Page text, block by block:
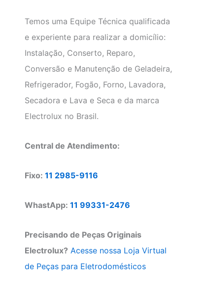
Temos uma Equipe Técnica qualificada
e experiente para realizar a domicílio:
Instalação, Conserto, Reparo,
Conversão e Manutenção de Geladeira,
Refrigerador, Fogão, Forno, Lavadora,
Secadora e Lava e Seca e da marca
Electrolux no Brasil.
Central de Atendimento:
Fixo: 11 2985-9116
WhastApp: 11 99331-2476
Precisando de Peças Originais
Electrolux? Acesse nossa Loja Virtual
de Peças para Eletrodomésticos